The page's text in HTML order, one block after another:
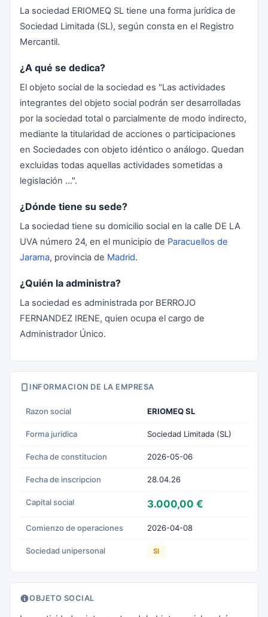
La sociedad ERIOMEQ SL tiene una forma jurídica de
Sociedad Limitada (SL), según consta en el Registro
Mercantil.
¿A qué se dedica?
El objeto social de la sociedad es "Las actividades
integrantes del objeto social podrán ser desarrolladas
por la sociedad total o parcialmente de modo indirecto,
mediante la titularidad de acciones o participaciones
en Sociedades con objeto idéntico o análogo. Quedan
excluidas todas aquellas actividades sometidas a
legislación ...".
¿Dónde tiene su sede?
La sociedad tiene su domicilio social en la calle DE LA
UVA número 24, en el municipio de Paracuellos de
Jarama, provincia de Madrid.
¿Quién la administra?
La sociedad es administrada por BERROJO
FERNANDEZ IRENE, quien ocupa el cargo de
Administrador Único.
INFORMACION DE LA EMPRESA
Razon social ERIOMEQ SL
Forma juridica Sociedad Limitada (SL)
Fecha de constitucion 2026-05-06
Fecha de inscripcion 28.04.26
Capital social 3.000,00 €
Comienzo de operaciones 2026-04-08
Sociedad unipersonal SI
OBJETO SOCIAL